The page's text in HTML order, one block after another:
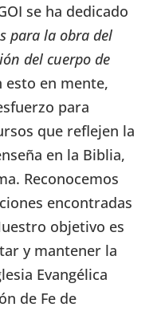
se ha dedicado
para la obra del
del cuerpo de
esto en mente,
para
que reflejen la
en la Biblia,
Reconocemos
encontradas
objetivo es
y mantener la
Evangélica
de Fe de